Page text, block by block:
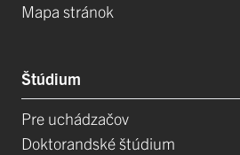
Mapa stránok
Štúdium
Pre uchádzačov
Doktorandské štúdium